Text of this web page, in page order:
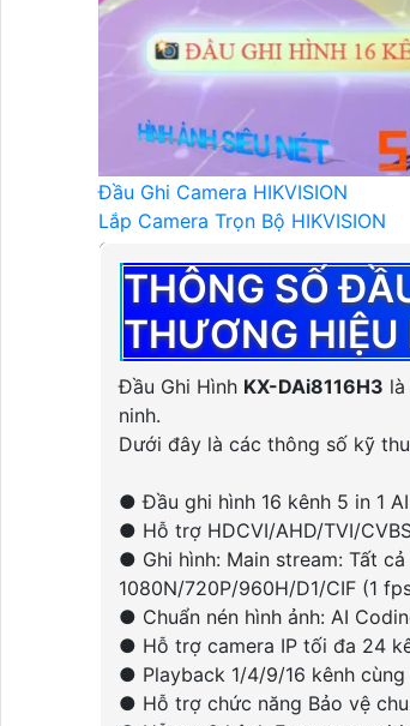
Camera Quan Sát Ban Đêm Rõ
Camera Hikvision
Camera Hikvision
Đầu Ghi Camera HIKVISION
Lắp Camera Trọn Bộ HIKVISION
Camera HIKVISION Ai
Camera Wifi HIKVISION
Camera Wifi 360 HIKVISION
Camera Wifi Trong Nhà HIKVISION
Camera Wifi Ngoài Trời HIKVISION
Camera IP HIKVISION
Camera HIKVISION Xoay 360
Camera ZOOM Sắc Nét HIKVISION
Camera HIKVISION 4MP
Camera HIKVISION 8MP
LẮP ĐẶT CAMERA HIKVISION
Camera HIKVISION Báo Động
Camera Ghi Âm Hikvision
Camera HIKVISION Có Màu Ban
Camera Quan Sát Có Màu Khi
Camera Giám Sát Ban Đêm
THÔNG SỐ
THƯƠNG HIỆU
Đầu Ghi Hình KX-DAi8116H3
ninh.
Dưới đây là các thông số kỹ
● Đầu ghi hình 16 kênh 5 in 1
● Hỗ trợ HDCVI/AHD/TVI/
● Ghi hình: Main stream: Tất
1080N/720P/960H/D1/CIF (1
● Chuẩn nén hình ảnh: AI
● Hỗ trợ camera IP tối đa 24
● Playback 1/4/9/16 kênh
● Hỗ trợ chức năng Bảo vệ